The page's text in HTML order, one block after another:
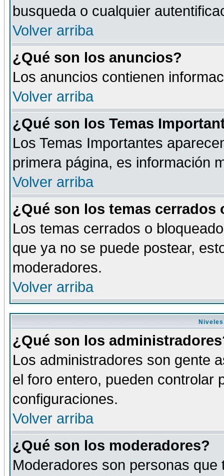
busqueda o cualquier
Volver arriba
¿Qué son los anuncios?
Los anuncios contienen
Volver arriba
¿Qué son los Temas
Los Temas Importantes
primera página, es información
Volver arriba
¿Qué son los temas cerrados
Los temas cerrados o
que ya no se puede postear,
moderadores.
Volver arriba
¿Qué son los
Los administradores son gente
el foro entero, pueden controlar
configuraciones.
Volver arriba
¿Qué son los moderadores?
Moderadores son personas